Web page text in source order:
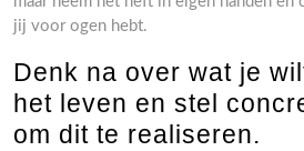
jij voor ogen hebt.
Denk na over wat je
het leven en stel
om dit te realiseren.